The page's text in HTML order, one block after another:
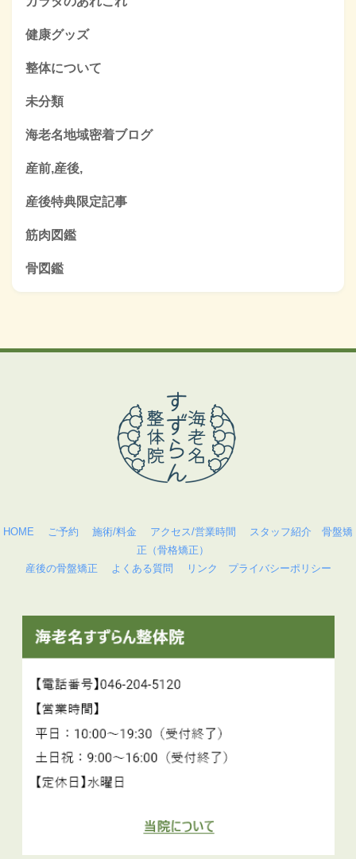
健康グッズ
整体について
未分類
海老名地域密着ブログ
産前,産後,
産後特典限定記事
筋肉図鑑
骨図鑑
HOME ご予約 施術/料金 アクセス/営業時間 スタッフ紹介
骨盤矯
正（骨格矯正）
産後の骨盤矯正
よくある質問 リンク プライバシーポリシー